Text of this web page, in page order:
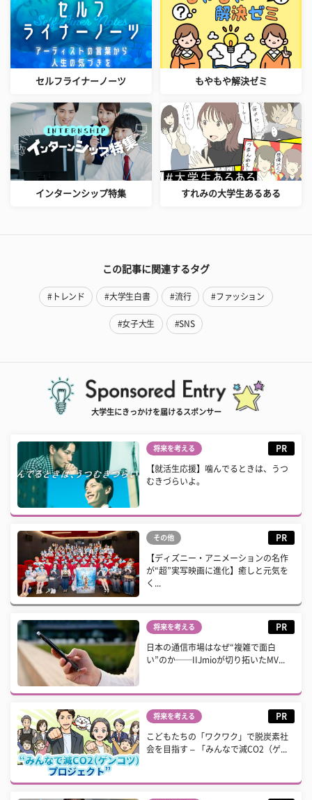
セルフライナーノーツ もやもや解決ゼミ
インターンシップ特集 すれみの大学生あるある
この記事に関連するタグ
#トレンド #大学生白書 #流行 #ファッション
#女子大生 #SNS
大学生にきっかけを届けるスポンサー
将来を考える PR
【就活生応援】噛んでるときは、うつ
むきづらいよ。
その他 PR
【ディズニー・アニメーションの名作
が“超”実写映画に進化】癒しと元気を
く...
将来を考える PR
日本の通信市場はなぜ“複雑で面白
い”のか──IIJmioが切り拓いたMV...
将来を考える PR
こどもたちの「ワクワク」で脱炭素社
会を目指す – 「みんなで減CO2（ゲ...